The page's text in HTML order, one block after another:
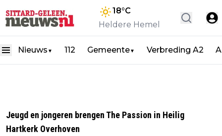
18°C
Heldere Hemel
Nieuws ▼ 112 Gemeente▼ Verbreding A2
Jeugd en jongeren brengen The Passion in Heilig
Hartkerk Overhoven